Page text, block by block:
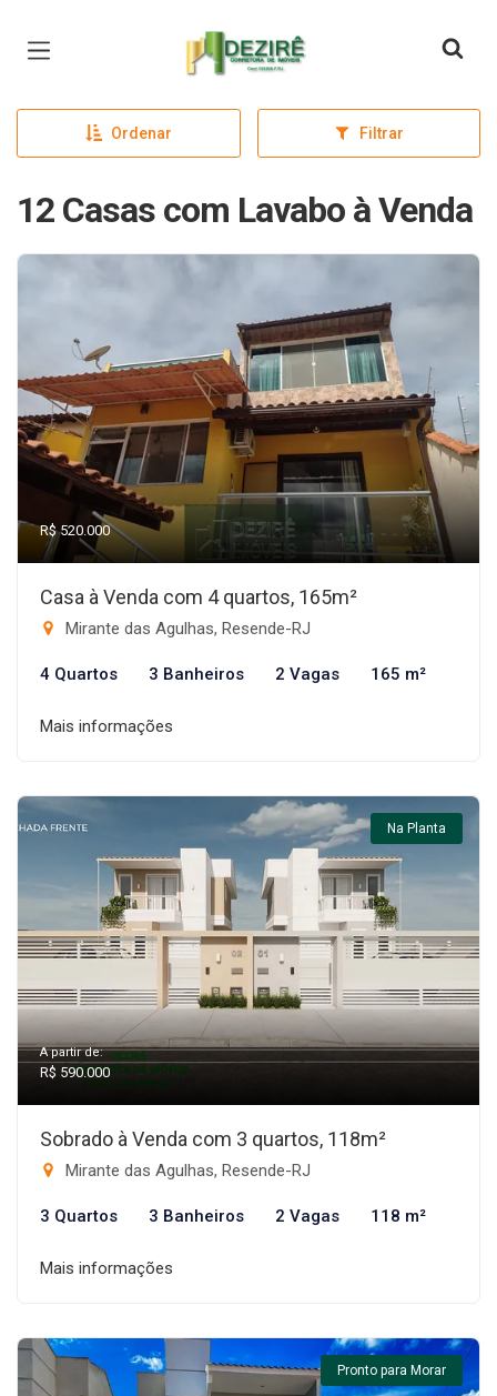
Página inicial
Ordenar Filtrar
12 Casas com Lavabo à Venda
R$ 520.000
Casa à Venda com 4 quartos, 165m²
Mirante das Agulhas, Resende-RJ
4 Quartos 3 Banheiros 2 Vagas 165 m²
Mais informações
Na Planta
A partir de:
R$ 590.000
Sobrado à Venda com 3 quartos, 118m²
Mirante das Agulhas, Resende-RJ
3 Quartos 3 Banheiros 2 Vagas 118 m²
Mais informações
Pronto para Morar